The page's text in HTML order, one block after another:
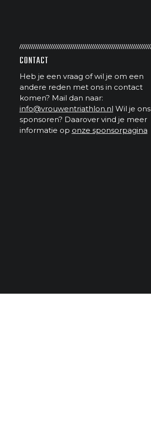
CONTACT
Heb je een vraag of wil je om een
andere reden met ons in contact
komen? Mail dan naar:
info@vrouwentriathlon.nl Wil je ons
sponsoren? Daarover vind je meer
informatie op onze sponsorpagina